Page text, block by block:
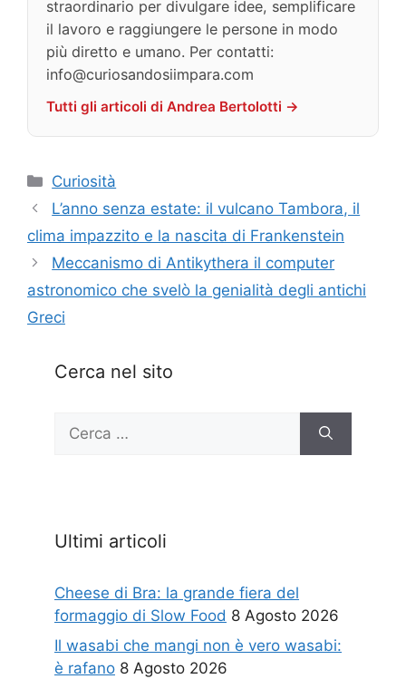
straordinario per divulgare idee, semplificare
il lavoro e raggiungere le persone in modo
più diretto e umano. Per contatti:
info@curiosandosiimpara.com
Tutti gli articoli di Andrea Bertolotti →
Categorie
Curiosità
L’anno senza estate: il vulcano Tambora, il
clima impazzito e la nascita di Frankenstein
Meccanismo di Antikythera il computer
astronomico che svelò la genialità degli antichi
Greci
Cerca nel sito
per:
Ultimi articoli
Cheese di Bra: la grande fiera del
formaggio di Slow Food 8 Agosto 2026
Il wasabi che mangi non è vero wasabi:
è rafano 8 Agosto 2026